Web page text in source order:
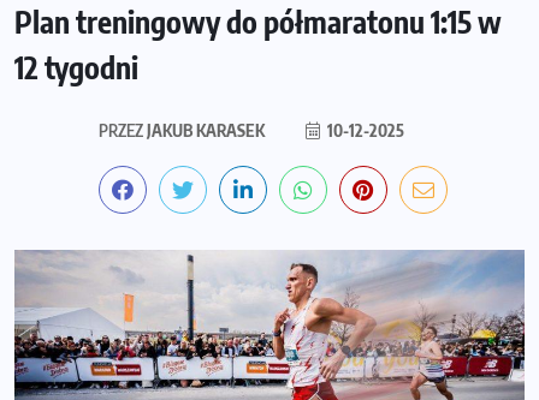
Plan treningowy do półmaratonu 1:15 w
12 tygodni
PRZEZJAKUB KARASEK 10-12-2025